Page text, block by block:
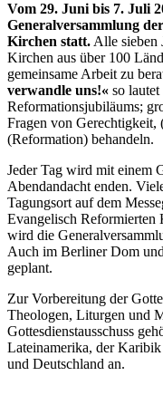
Vom 29. Juni bis 7. Juli
Generalversammlung
Kirchen statt.Alle sieben
Kirchen aus über 100
gemeinsame Arbeit zu
verwandle uns!« so
Reformationsjubiläums;
Fragen von
(Reformation) behandeln.
Jeder Tag wird mit einem
Abendandacht enden.
Tagungsort auf dem
Evangelisch Reformierten
wird die
Auch im Berliner Dom
geplant.
Zur Vorbereitung der
Theologen, Liturgen und
Gottesdienstausschuss
Lateinamerika, der
und Deutschland an.